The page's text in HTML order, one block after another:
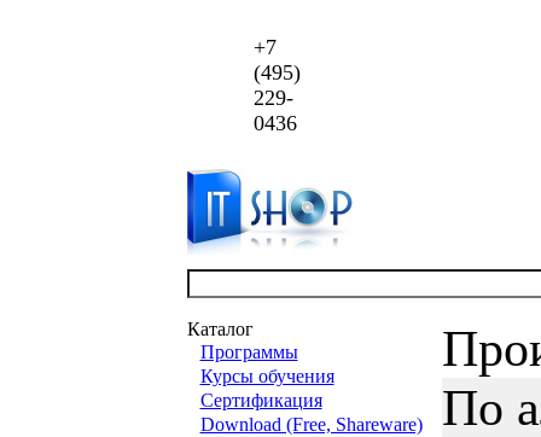
+7
(495)
229-
0436
Каталог
Программы
Курсы обучения
Сертификация
Download (Free, Shareware)
По